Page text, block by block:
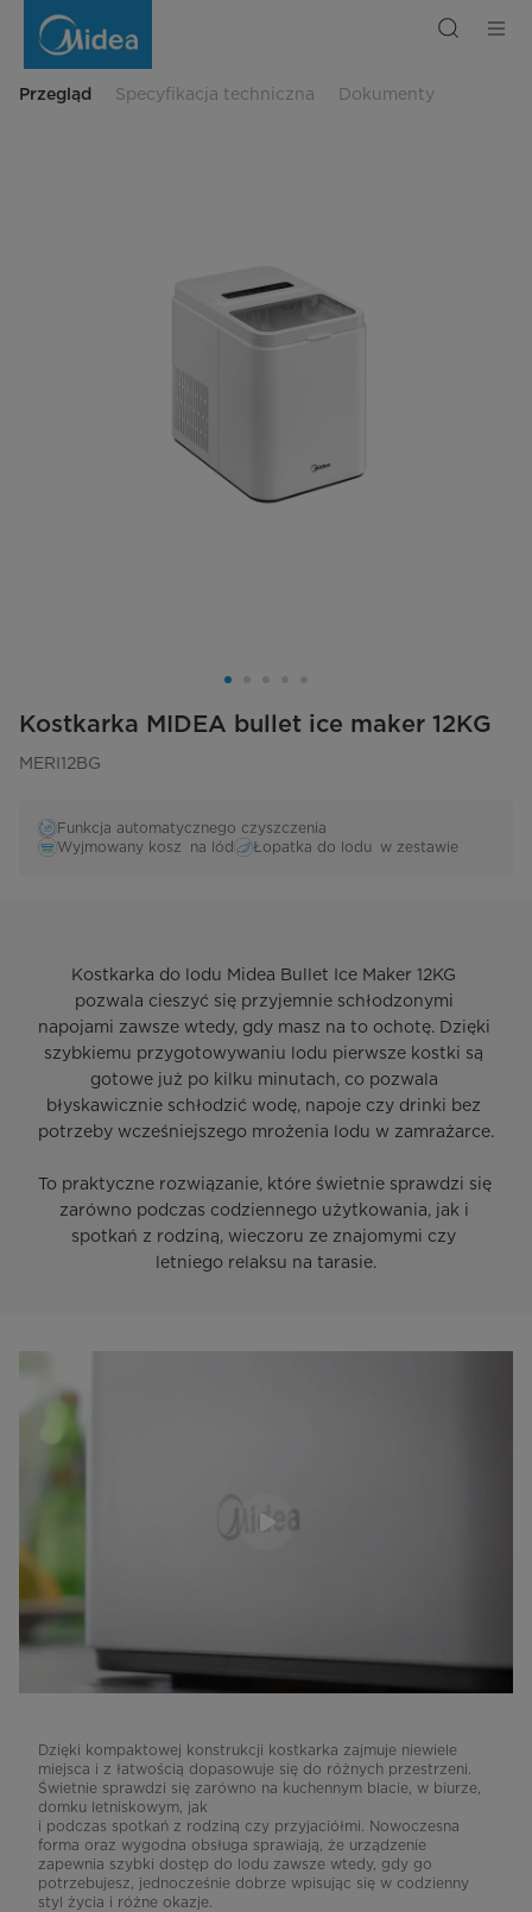
Przegląd Specyfikacja techniczna Dokumenty
Kostkarka MIDEA bullet ice maker 12KG
MERI12BG
Funkcja automatycznego czyszczenia
Wyjmowany kosz na lód
Łopatka do lodu w zestawie
Kostkarka do lodu Midea Bullet Ice Maker 12KG
pozwala cieszyć się przyjemnie schłodzonymi
napojami zawsze wtedy, gdy masz na to ochotę. Dzięki
szybkiemu przygotowywaniu lodu pierwsze kostki są
gotowe już po kilku minutach, co pozwala
błyskawicznie schłodzić wodę, napoje czy drinki bez
potrzeby wcześniejszego mrożenia lodu w zamrażarce.
To praktyczne rozwiązanie, które świetnie sprawdzi się
zarówno podczas codziennego użytkowania, jak i
spotkań z rodziną, wieczoru ze znajomymi czy
letniego relaksu na tarasie.
Dzięki kompaktowej konstrukcji kostkarka zajmuje niewiele
miejsca i z łatwością dopasowuje się do różnych przestrzeni.
Świetnie sprawdzi się zarówno na kuchennym blacie, w biurze,
domku letniskowym, jak
i podczas spotkań z rodziną czy przyjaciółmi. Nowoczesna
forma oraz wygodna obsługa sprawiają, że urządzenie
zapewnia szybki dostęp do lodu zawsze wtedy, gdy go
potrzebujesz, jednocześnie dobrze wpisując się w codzienny
styl życia i różne okazje.